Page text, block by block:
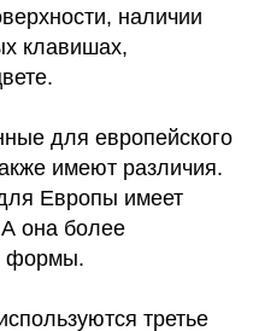
наличии
клавишах,
для европейского
имеют различия.
Европы имеет
она более
формы.
третье